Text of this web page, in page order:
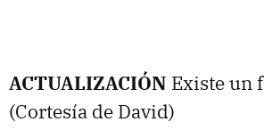
ACTUALIZACIÓN Existe un
(Cortesía de David)